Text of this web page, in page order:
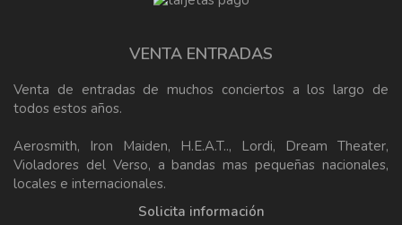
VENTA ENTRADAS
Venta de entradas de muchos conciertos a los largo de
todos estos años.
Aerosmith, Iron Maiden, H.E.A.T.., Lordi, Dream Theater,
Violadores del Verso, a bandas mas pequeñas nacionales,
locales e internacionales.
Solicita información